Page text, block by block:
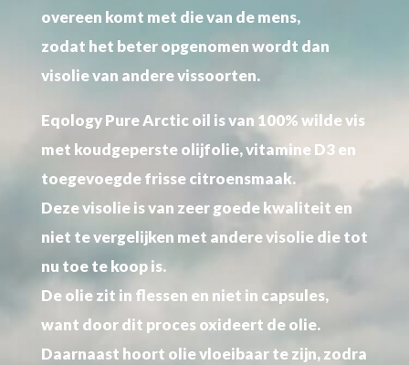
overeen komt met die van de mens,
zodat het beter opgenomen wordt dan
visolie van andere vissoorten.
Eqology Pure Arctic oil is van 100% wilde vis
met koudgeperste olijfolie, vitamine D3 en
toegevoegde frisse citroensmaak.
Deze visolie is van zeer goede kwaliteit en
niet te vergelijken met andere visolie die tot
nu toe te koop is.
De olie zit in flessen en niet in capsules,
want door dit proces oxideert de olie.
Daarnaast hoort olie vloeibaar te zijn, zodra